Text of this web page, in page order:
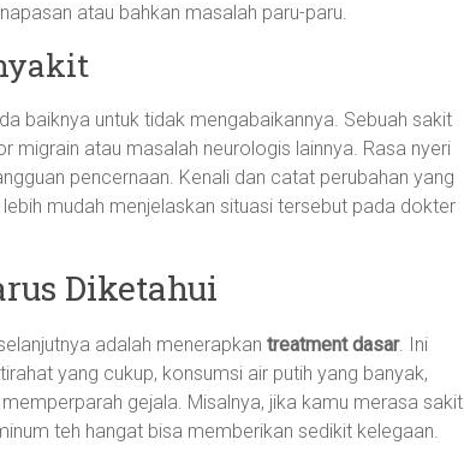
atau bahkan masalah paru-paru.
baiknya untuk tidak mengabaikannya. Sebuah sakit
migrain atau masalah neurologis lainnya. Rasa nyeri
pencernaan. Kenali dan catat perubahan yang
mudah menjelaskan situasi tersebut pada dokter
Diketahui
adalah menerapkan treatment dasar. Ini
yang cukup, konsumsi air putih yang banyak,
gejala. Misalnya, jika kamu merasa sakit
teh hangat bisa memberikan sedikit kelegaan.